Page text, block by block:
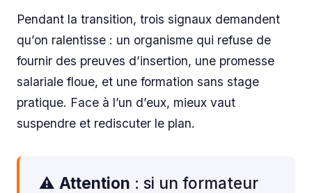
Pendant la transition, trois signaux demandent
qu’on ralentisse : un organisme qui refuse de
fournir des preuves d’insertion, une promesse
salariale floue, et une formation sans stage
pratique. Face à l’un d’eux, mieux vaut
suspendre et rediscuter le plan.
⚠️ Attention : si un formateur